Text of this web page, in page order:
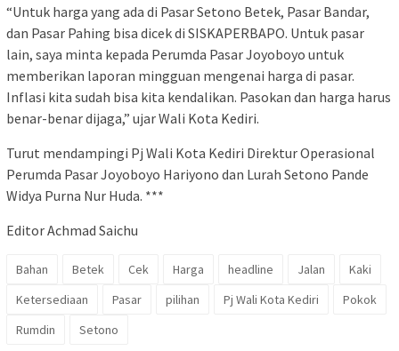
“Untuk harga yang ada di Pasar Setono Betek, Pasar Bandar,
dan Pasar Pahing bisa dicek di SISKAPERBAPO. Untuk pasar
lain, saya minta kepada Perumda Pasar Joyoboyo untuk
memberikan laporan mingguan mengenai harga di pasar.
Inflasi kita sudah bisa kita kendalikan. Pasokan dan harga harus
benar-benar dijaga,” ujar Wali Kota Kediri.
Turut mendampingi Pj Wali Kota Kediri Direktur Operasional
Perumda Pasar Joyoboyo Hariyono dan Lurah Setono Pande
Widya Purna Nur Huda. ***
Editor Achmad Saichu
Bahan Betek Cek Harga headline Jalan
Kaki
Ketersediaan
Pasar pilihan Pj Wali Kota Kediri
Pokok
Rumdin
Setono